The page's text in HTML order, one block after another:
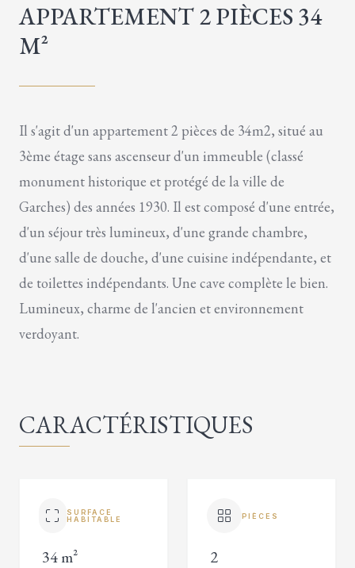
APPARTEMENT 2 PIÈCES 34
M²
Il s'agit d'un appartement 2 pièces de 34m2, situé au
3ème étage sans ascenseur d'un immeuble (classé
monument historique et protégé de la ville de
Garches) des années 1930. Il est composé d'une entrée,
d'un séjour très lumineux, d'une grande chambre,
d'une salle de douche, d'une cuisine indépendante, et
de toilettes indépendants. Une cave complète le bien.
Lumineux, charme de l'ancien et environnement
verdoyant.
CARACTÉRISTIQUES
SURFACE
HABITABLE
34 m²
PIÈCES
2